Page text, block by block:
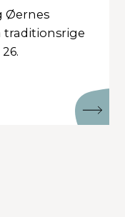
Øernes
traditionsrige